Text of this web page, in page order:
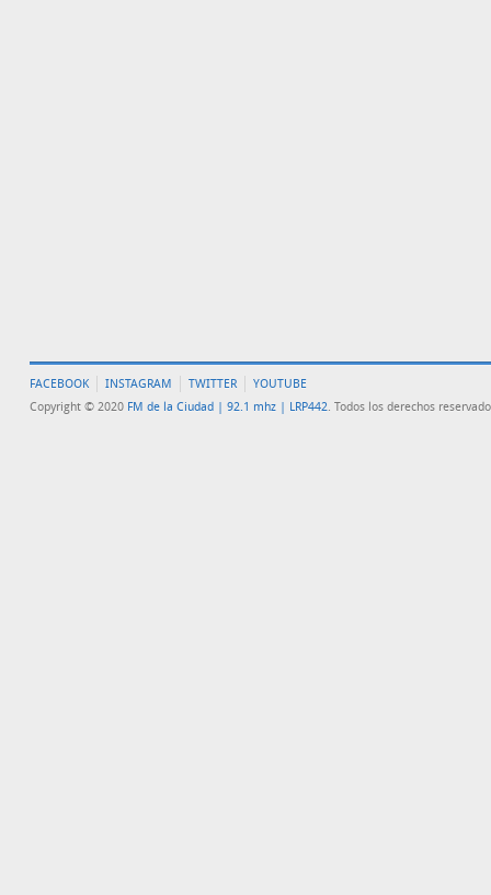
FACEBOOK INSTAGRAM TWITTER
YOUTUBE
Copyright © 2020 FM de la Ciudad | 92.1 mhz | LRP442. Todos los derechos